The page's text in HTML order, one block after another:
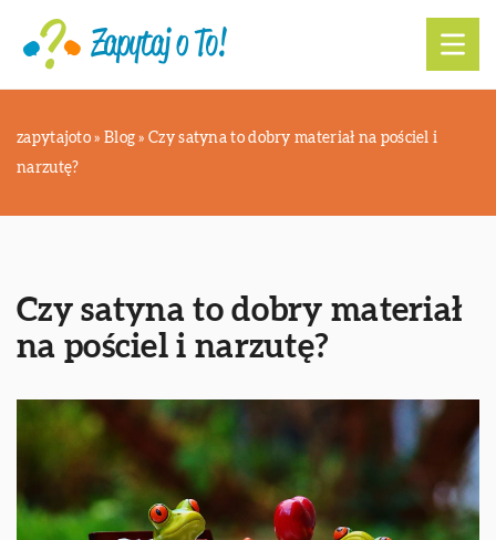
zapytajoto » Blog »Czy satyna to dobry materiał na pościel i
narzutę?
Czy satyna to dobry materiał
na pościel i narzutę?